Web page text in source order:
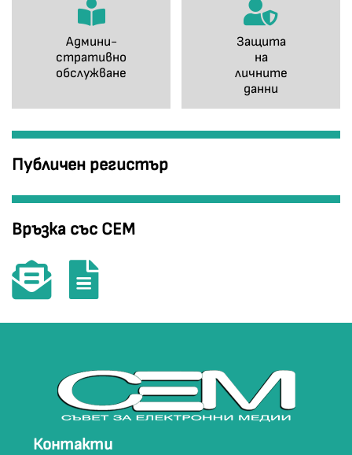
Админи-
стративно
обслужване
Защита
на
личните
данни
Публичен регистър
Връзка със СЕМ
Контакти